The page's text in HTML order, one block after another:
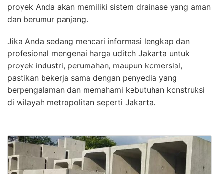
proyek Anda akan memiliki sistem drainase yang aman
dan berumur panjang.
Jika Anda sedang mencari informasi lengkap dan
profesional mengenai harga uditch Jakarta untuk
proyek industri, perumahan, maupun komersial,
pastikan bekerja sama dengan penyedia yang
berpengalaman dan memahami kebutuhan konstruksi
di wilayah metropolitan seperti Jakarta.